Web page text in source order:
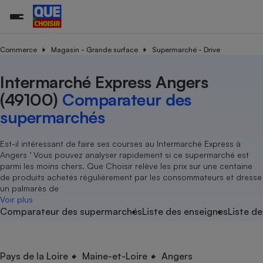
Commerce Magasin - Grande surface Supermarché - Drive
Intermarché Express Angers
(49100) Comparateur des
supermarchés
Est-il intéressant de faire ses courses au Intermarché Express à
Angers ’ Vous pouvez analyser rapidement si ce supermarché est
parmi les moins chers. Que Choisir relève les prix sur une centaine
de produits achetés régulièrement par les consommateurs et dresse
un palmarès de
Voir plus
Comparateur des supermarchésListe des enseignesListe
Pays de la Loire Maine-et-Loire Angers
Agriculture
Produit alimentaire
Achat - Vente - Location
Carburant
Magasin - Grande surface
Marketing - Fidélisation
Organismes de défense
Système judiciaire
Air
Eau
Achat - Vente - Travaux
Location
Sport
Vacances - Tourisme
électrique
Démarche administrative
Senior
Service marchand
Train
Transport aérien
Toutes les actualités
Enquêtes
Guides d'achat
Conseils
Brèves
Tous les services
Soumettre un litige
Lettres types
Rencontrer une association locale
Tous nos combats
Nos actions
Nos grandes victoires
Les billets de la présidente
Nos associations locales
Nous rejoindre
En savoir plus sur Que Choisir Ensemble
?
L’association
Nos missions
Notre méthodologie
Notre financement
Nos partenaires
Nous rejoindre